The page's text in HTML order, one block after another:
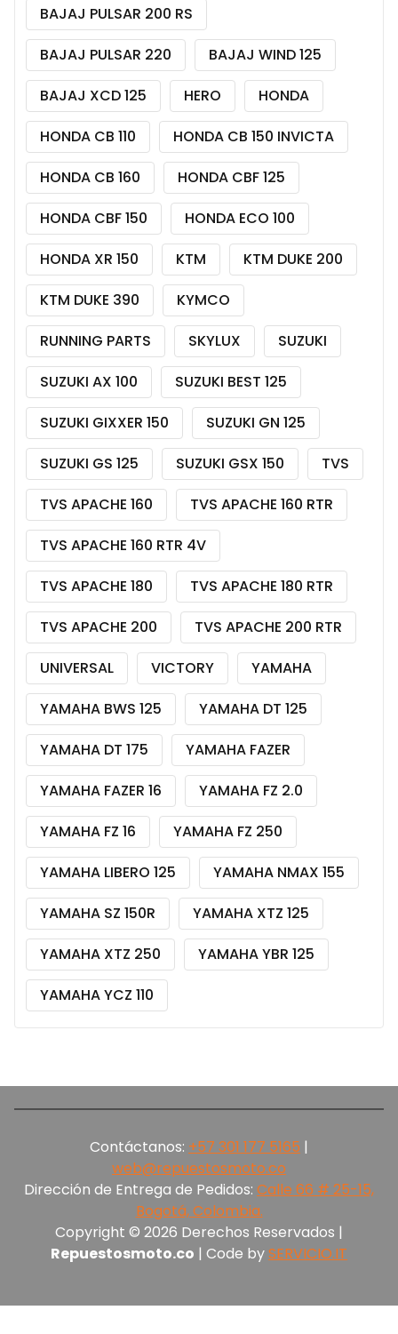
BAJAJ PULSAR 200 RS
BAJAJ PULSAR 220
BAJAJ WIND 125
BAJAJ XCD 125
HERO
HONDA
HONDA CB 110
HONDA CB 150 INVICTA
HONDA CB 160
HONDA CBF 125
HONDA CBF 150
HONDA ECO 100
HONDA XR 150
KTM
KTM DUKE 200
KTM DUKE 390
KYMCO
RUNNING PARTS
SKYLUX
SUZUKI
SUZUKI AX 100
SUZUKI BEST 125
SUZUKI GIXXER 150
SUZUKI GN 125
SUZUKI GS 125
SUZUKI GSX 150
TVS
TVS APACHE 160
TVS APACHE 160 RTR
TVS APACHE 160 RTR 4V
TVS APACHE 180
TVS APACHE 180 RTR
TVS APACHE 200
TVS APACHE 200 RTR
UNIVERSAL
VICTORY
YAMAHA
YAMAHA BWS 125
YAMAHA DT 125
YAMAHA DT 175
YAMAHA FAZER
YAMAHA FAZER 16
YAMAHA FZ 2.0
YAMAHA FZ 16
YAMAHA FZ 250
YAMAHA LIBERO 125
YAMAHA NMAX 155
YAMAHA SZ 150R
YAMAHA XTZ 125
YAMAHA XTZ 250
YAMAHA YBR 125
YAMAHA YCZ 110
Contáctanos: +57 301 177 5165‬ |
web@repuestosmoto.co
Dirección de Entrega de Pedidos: Calle 66 # 25-15,
Bogotá, Colombia.
Copyright © 2026 Derechos Reservados |
Repuestosmoto.co | Code bySERVICIO.IT